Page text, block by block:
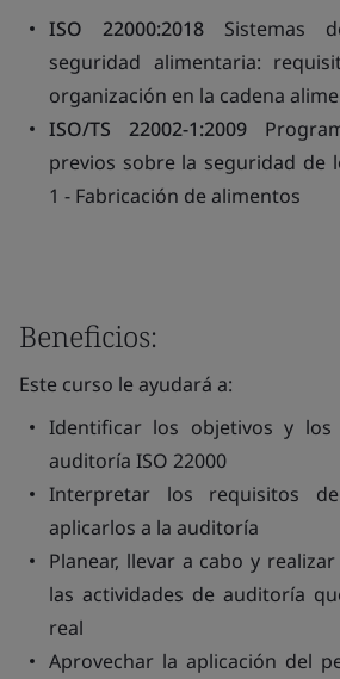
ISO 22000:2018 Sistemas
seguridad alimentaria:
organización en la cadena
ISO/TS 22002-1:2009
previos sobre la seguridad de
1 - Fabricación de alimentos
Beneficios:
Este curso le ayudará a:
Identificar los objetivos y los
auditoría ISO 22000
Interpretar los requisitos
aplicarlos a la auditoría
Planear, llevar a cabo y
las actividades de auditoría
real
Aprovechar la aplicación del